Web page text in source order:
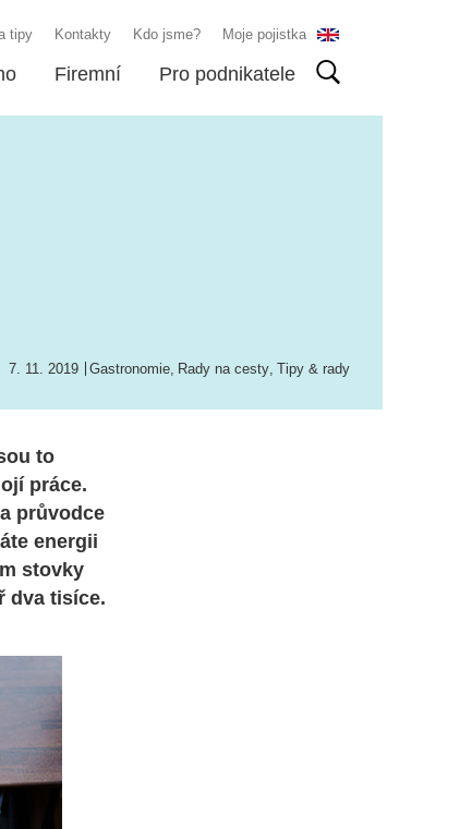
tipy Kontakty Kdo jsme? Moje pojistka
Firemní Pro podnikatele
7. 11. 2019 Gastronomie, Rady na cesty, Tipy & rady
to
práce.
průvodce
energii
stovky
dva tisíce.